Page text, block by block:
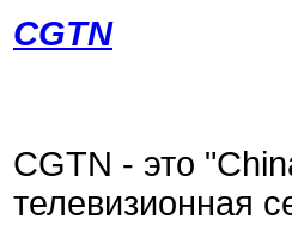
CGTN
CGTN - это
телевизионная